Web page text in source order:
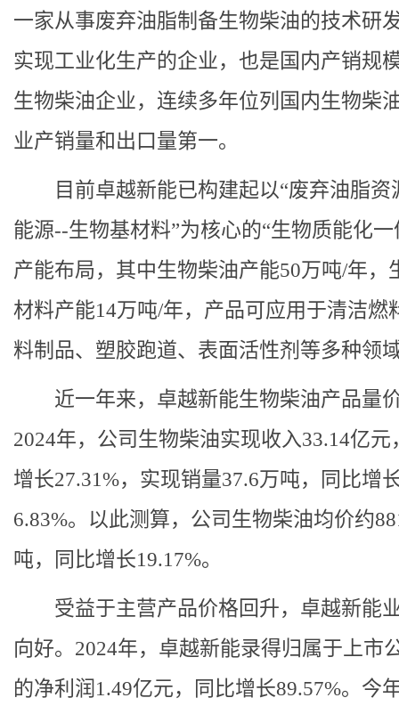
一家从事废弃油脂制备生物柴油的技术研
实现工业化生产的企业，也是国内产销规
生物柴油企业，连续多年位列国内生物柴
业产销量和出口量第一。
目前卓越新能已构建起以“废弃油脂资
能源--生物基材料”为核心的“生物质能化一
产能布局，其中生物柴油产能50万吨/年，
材料产能14万吨/年，产品可应用于清洁燃
料制品、塑胶跑道、表面活性剂等多种领
近一年来，卓越新能生物柴油产品量
2024年，公司生物柴油实现收入33.14亿元
增长27.31%，实现销量37.6万吨，同比增
6.83%。以此测算，公司生物柴油均价约
吨，同比增长19.17%。
受益于主营产品价格回升，卓越新能
向好。 2024年，卓越新能录得归属于上市
的净利润1.49亿元，同比增长89.57%。今